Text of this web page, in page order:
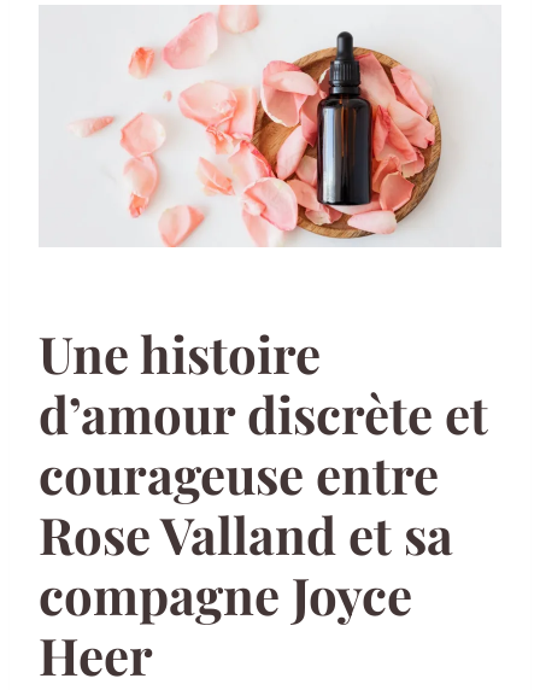
Une histoire
d’amour discrète et
courageuse entre
Rose Valland et sa
compagne Joyce
Heer